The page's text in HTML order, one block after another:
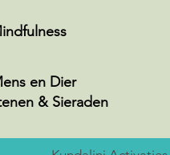
en Dier
& Sieraden